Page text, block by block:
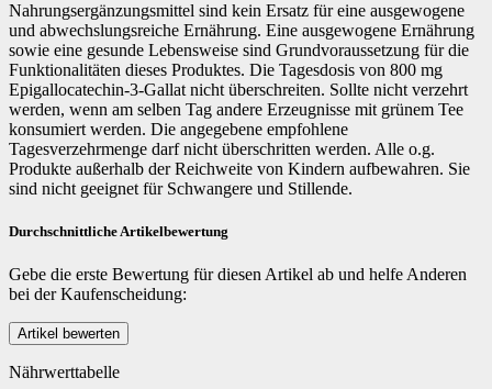
Nahrungsergänzungsmittel sind kein Ersatz für eine ausgewogene
und abwechslungsreiche Ernährung. Eine ausgewogene Ernährung
sowie eine gesunde Lebensweise sind Grundvoraussetzung für die
Funktionalitäten dieses Produktes. Die Tagesdosis von 800 mg
Epigallocatechin-3-Gallat nicht überschreiten. Sollte nicht verzehrt
werden, wenn am selben Tag andere Erzeugnisse mit grünem Tee
konsumiert werden. Die angegebene empfohlene
Tagesverzehrmenge darf nicht überschritten werden. Alle o.g.
Produkte außerhalb der Reichweite von Kindern aufbewahren. Sie
sind nicht geeignet für Schwangere und Stillende.
Durchschnittliche Artikelbewertung
Gebe die erste Bewertung für diesen Artikel ab und helfe Anderen
bei der Kaufenscheidung:
Nährwerttabelle